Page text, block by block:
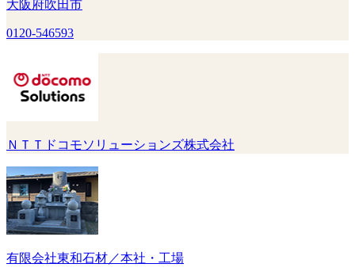
大阪府吹田市
0120-546593
ＮＴＴドコモソリューションズ株式会社
有限会社東和石材／本社・工場